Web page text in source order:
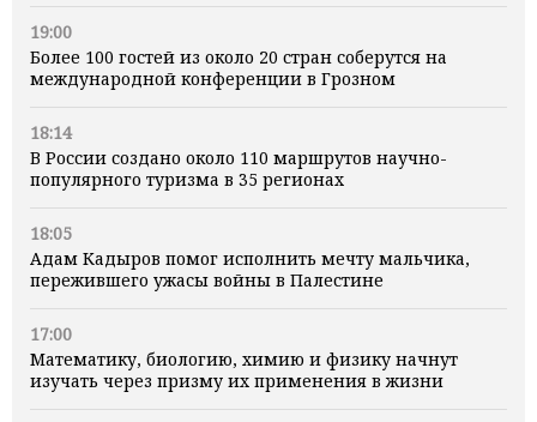
19:00
Более 100 гостей из около 20 стран соберутся на
международной конференции в Грозном
18:14
В России создано около 110 маршрутов научно-
популярного туризма в 35 регионах
18:05
Адам Кадыров помог исполнить мечту мальчика,
пережившего ужасы войны в Палестине
17:00
Математику, биологию, химию и физику начнут
изучать через призму их применения в жизни